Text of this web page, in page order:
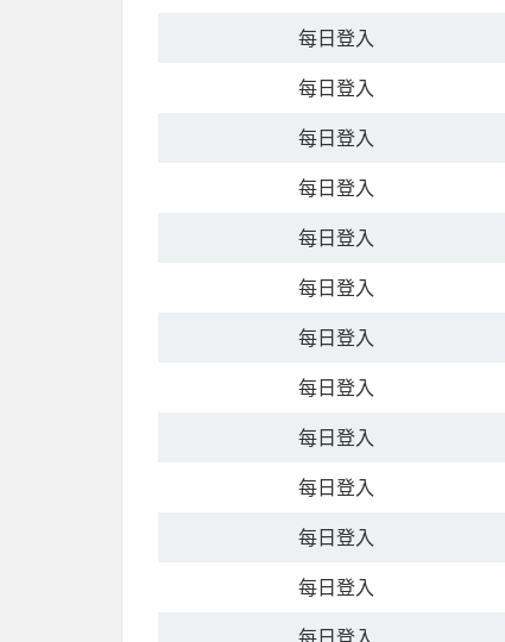
每日登入
每日登入
每日登入
每日登入
每日登入
每日登入
每日登入
每日登入
每日登入
每日登入
每日登入
每日登入
每日登入